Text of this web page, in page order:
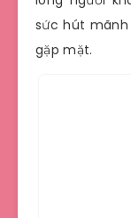
sức hút
gặp mặt.